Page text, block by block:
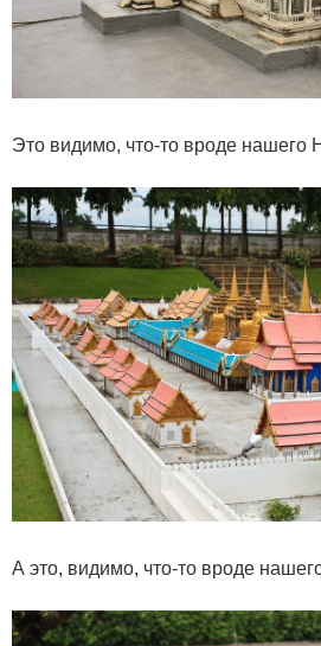
Это видимо, что-то вроде нашего
А это, видимо, что-то вроде